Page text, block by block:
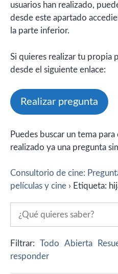
usuarios han realizado,
desde este apartado
la parte inferior.
Si quieres realizar tu propia
desde el siguiente enlace:
Realizar pregunta
Puedes buscar un tema
realizado ya una pregunta
Consultorio de cine:
películas y cine › Etiqueta:
Filtrar: Todo Abierta
responder